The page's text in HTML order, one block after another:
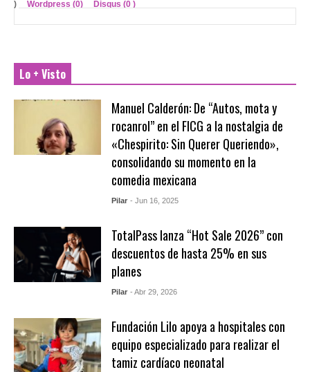
) Wordpress (0) Disqus (0 )
Lo + Visto
Manuel Calderón: De “Autos, mota y
rocanrol” en el FICG a la nostalgia de
«Chespirito: Sin Querer Queriendo»,
consolidando su momento en la
comedia mexicana
Pilar - Jun 16, 2025
TotalPass lanza “Hot Sale 2026” con
descuentos de hasta 25% en sus
planes
Pilar - Abr 29, 2026
Fundación Lilo apoya a hospitales con
equipo especializado para realizar el
tamiz cardíaco neonatal